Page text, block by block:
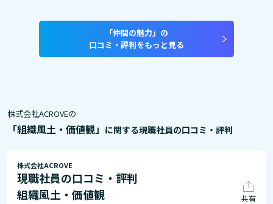
「仲間の魅力」の
口コミ・評判をもっと見る
株式会社ACROVEの
「組織風土・価値観」 に関する現職社員の口コミ・評判
株式会社ACROVE
現職社員の口コミ・評判
組織風土・価値観
共有